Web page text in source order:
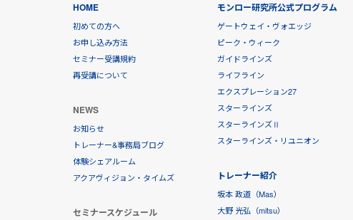
HOME
初めての方へ
お申し込み方法
セミナー受講規約
再受講について
NEWS
お知らせ
トレーナー&事務局ブログ
体験シェアルーム
アクアヴィジョン・タイムズ
セミナースケジュール
モンロー研究所公式プログラム
ゲートウェイ・ヴォエッジ
ピーク・ウィーク
ガイドラインズ
ライフライン
エクスプレーション27
スターラインズ
スターラインズⅡ
スターラインズ・リユニオン
トレーナー紹介
坂本 政道（Mas）
大野 光弘（mitsu）